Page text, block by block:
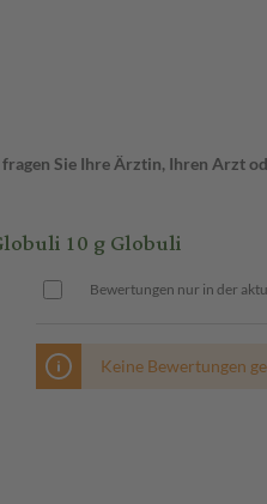
Sie Ihre Ärztin, Ihren Arzt
10 g Globuli
Bewertungen nur in der
Keine Bewertungen